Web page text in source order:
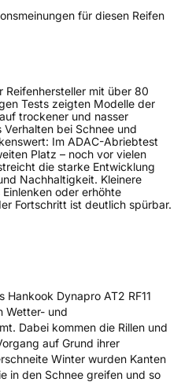
für diesen Reifen
Reifenhersteller mit über 80
Tests zeigten Modelle der
trockener und nasser
bei Schnee und
Im ADAC-Abriebtest
Platz – noch vor vielen
die starke Entwicklung
Nachhaltigkeit. Kleinere
oder erhöhte
Fortschritt ist deutlich spürbar.
Dynapro AT2 RF11
Wetter- und
Dabei kommen die Rillen und
auf Grund ihrer
Winter wurden Kanten
in den Schnee greifen und so